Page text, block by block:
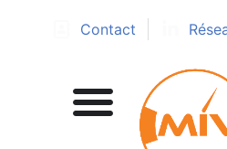
Contact